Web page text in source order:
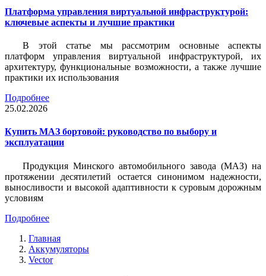
Платформа управления виртуальной инфраструктурой:
ключевые аспекты и лучшие практики
В этой статье мы рассмотрим основные аспекты
платформ управления виртуальной инфраструктурой, их
архитектуру, функциональные возможности, а также лучшие
практики их использования
Подробнее
25.02.2026
Купить МАЗ бортовой: руководство по выбору и
эксплуатации
Продукция Минского автомобильного завода (МАЗ) на
протяжении десятилетий остается синонимом надежности,
выносливости и высокой адаптивности к суровым дорожным
условиям
Подробнее
Главная
Аккумуляторы
Vector